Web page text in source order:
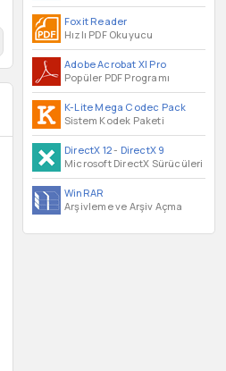
Foxit Reader
Hızlı PDF Okuyucu
Adobe Acrobat XI Pro
Popüler PDF Programı
K-Lite Mega Codec Pack
Sistem Kodek Paketi
DirectX 12- DirectX 9
Microsoft DirectX Sürücüleri
WinRAR
Arşivleme ve Arşiv Açma